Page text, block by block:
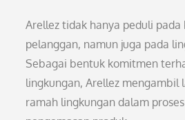
Arellez tidak hanya peduli pada
pelanggan, namun juga pada
Sebagai bentuk komitmen
lingkungan, Arellez mengambil
ramah lingkungan dalam